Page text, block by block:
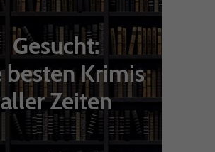
Gesucht:
besten Krimis
aller Zeiten